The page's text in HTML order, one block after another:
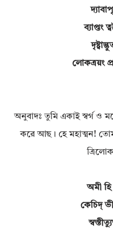
ব্যাপ্তং
লোকত্রয়ং
অনুবাদঃ তুমি একাই স্বর্গ ও
করে আছ। হে মহাত্মন!
অমী হি
কেচিদ্